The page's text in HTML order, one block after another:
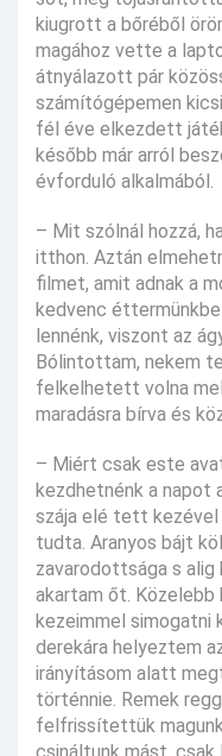
kiugrott a bőréből
magához vette a
átnyálazott pár
számítógépemen
fél éve elkezdett
később már arról
évforduló alkalmából.
– Mit szólnál hozzá,
itthon. Aztán
filmet, amit adnak a
kedvenc
lennénk, viszont az
Bólintottam, nekem
felkelhetett volna
maradásra bírva és
– Miért csak este
kezdhetnénk a napot
szája elé tett
tudta. Aranyos bájt
zavarodottsága s
akartam őt. Közelebb
kezeimmel simogatni
derekára helyeztem
irányításom alatt
történnie. Remek
felfrissítettük
csináltunk mást, csak